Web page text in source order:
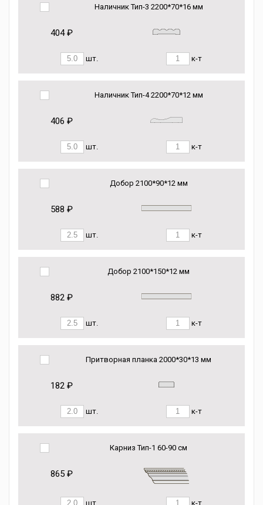
Наличник Тип-3 2200*70*16 мм
404 ₽
шт. к-т
Наличник Тип-4 2200*70*12 мм
406 ₽
шт. к-т
Добор 2100*90*12 мм
588 ₽
шт. к-т
Добор 2100*150*12 мм
882 ₽
шт. к-т
Притворная планка 2000*30*13 мм
182 ₽
шт. к-т
Карниз Тип-1 60-90 см
865 ₽
шт. к-т